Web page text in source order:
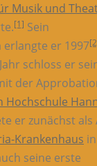
Musik und
[1] Sein
er 1997
schloss er
der
Hochschule
er zunächst als
Krankenhaus
seine erste